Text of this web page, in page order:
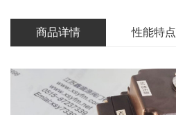
商品详情 性能特点